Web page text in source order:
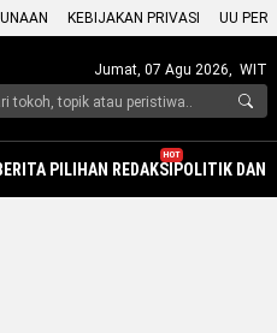
KEBIJAKAN PRIVASI UU
Jumat, 07 Agu 2026, WIT
PILIHAN REDAKSI
HOT
POLITIK DAN